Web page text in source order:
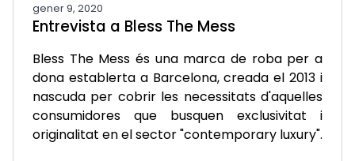
gener 9, 2020
Entrevista a Bless The Mess
Bless The Mess és una marca de roba per a
dona establerta a Barcelona, creada el 2013 i
nascuda per cobrir les necessitats d'aquelles
consumidores que busquen exclusivitat i
originalitat en el sector "contemporary luxury".